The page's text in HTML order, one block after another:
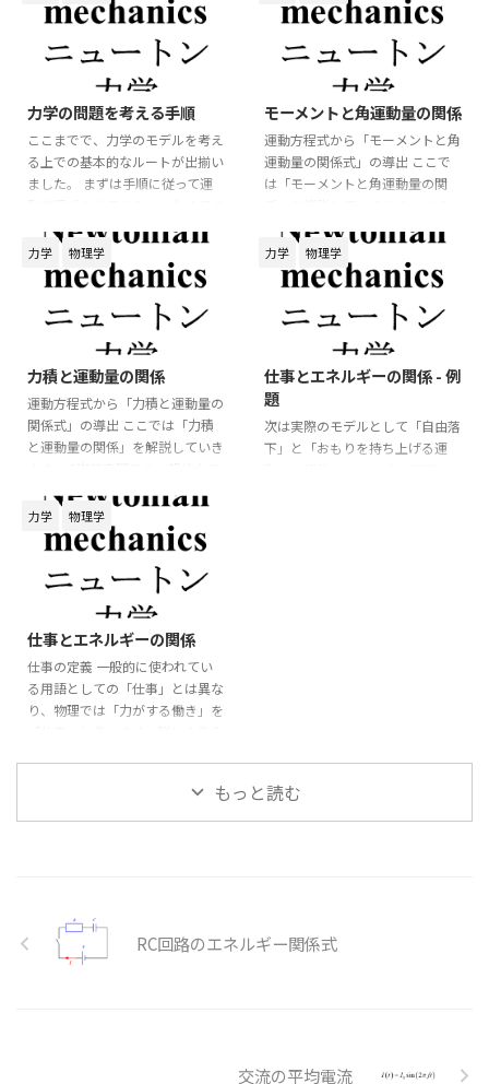
力学の問題を考える手順
ここまでで、力学のモデルを考え
る上での基本的なルートが出揃い
ました。 まずは手順に従って運
程式を軸に考えていくことが重要
になります。 運動方程式を立て
る 1. 作図をする 力学の問題を考
えるとき、最初に行うべきことは
**図を描くこと** です。 問題文
だけを読んで式を立てようとする
と、力の向きや物体の運動方向を
見落としやすくなります。 まず
は、物体の位置関係や運動の様子
が分かるように、簡単な図を描き
モーメントと角運動量の関係
運動方程式から「モーメントと角
運動量の関係式」の導出 ここで
は「モーメントと角運動量の関
るので、物理数学の確認をしてお
くと良いでしょう。 3次元空間で
のモデルを考えてみましょう。 運
動方程式は
ma⃗
dt
= F
ma→=F→mdv→dt= F→
となります。 この運動方程式の
力学 物理学
力積と運動量の関係
運動方程式から「力積と運動量の
関係式」の導出 ここでは「力積
と運動量の関係」を解説していき
程式は
ma⃗
dt
= F⃗
= F
ma →=F→ mdv →dt=F
となります。 ここで、質量m
m
一定なら、左辺を積の微分として
まとめて $$ \begin{aligned}
\frac{\diff ...
力学 物理学
仕事とエネルギーの関係 - 例
題
次は実際のモデルとして「自由落
下」と「おもりを持ち上げる運
力学 物理学
仕事とエネルギーの関係
仕事の定義 一般的に使われてい
る用語としての「仕事」とは異な
り、物理では「力がする働き」を
」と「変位
x⃗
x→
」が重要になります。 図の様に
=|\vec{F}||\vec{x}| ...
もっと読む
RC回路のエネルギー関係式
交流の平均電流